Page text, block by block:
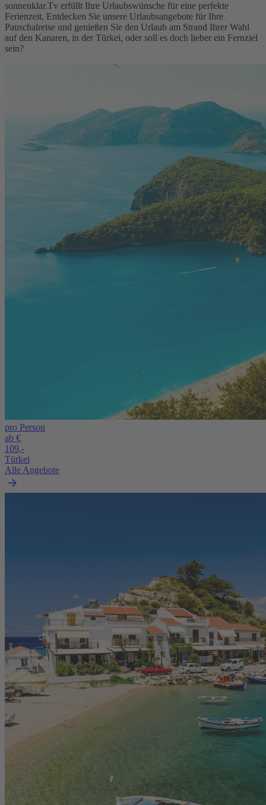
sonnenklar.Tv erfüllt Ihre Urlaubswünsche für eine perfekte
Ferienzeit. Entdecken Sie unsere Urlaubsangebote für Ihre
Pauschalreise und genießen Sie den Urlaub am Strand Ihrer Wahl
auf den Kanaren, in der Türkei, oder soll es doch lieber ein Fernziel
sein?
pro Person
ab €
109,-
Türkei
Alle Angebote